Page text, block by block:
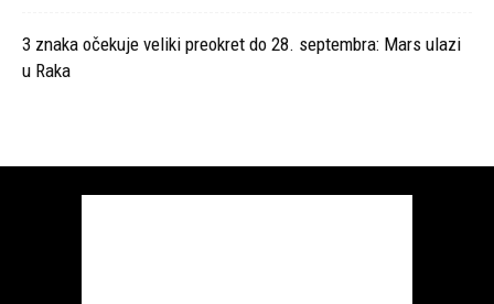
3 znaka očekuje veliki preokret do 28. septembra: Mars ulazi
u Raka